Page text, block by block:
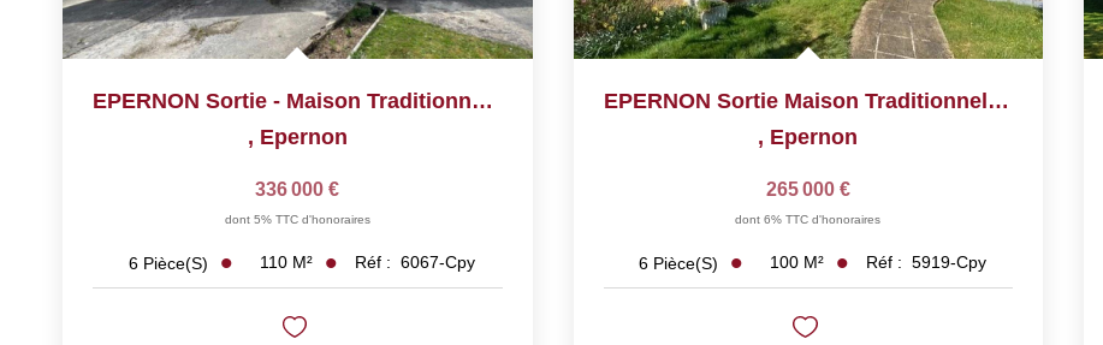
EPERNON Sortie - Maison Traditionnelle De 2004
, Epernon
336 000 €
dont 5% TTC d'honoraires
6 Pièce(s) 110 M² Réf : 6067-Cpy
EPERNON Sortie Maison Traditionnelle De 6 Pièces
, Epernon
265 000 €
dont 6% TTC d'honoraires
6 Pièce(s) 100 M² Réf : 5919-Cpy